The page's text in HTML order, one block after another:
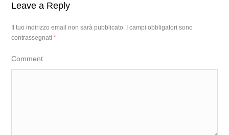
Leave a Reply
Il tuo indirizzo email non sarà pubblicato.
I campi obbligatori sono
contrassegnati*
Comment